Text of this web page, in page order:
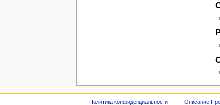
Р
Политика конфиденциальности Описание